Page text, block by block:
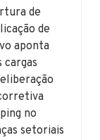
de
de
aponta
cargas
no
setoriais